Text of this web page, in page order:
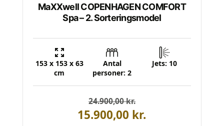
MaXXwell COPENHAGEN COMFORT
Spa – 2. Sorteringsmodel
153 x 153 x 63
cm
Antal
personer: 2
Jets: 10
24.900,00kr.
Den
oprindelige
pris
15.900,00 kr.
Den
aktuelle
pris